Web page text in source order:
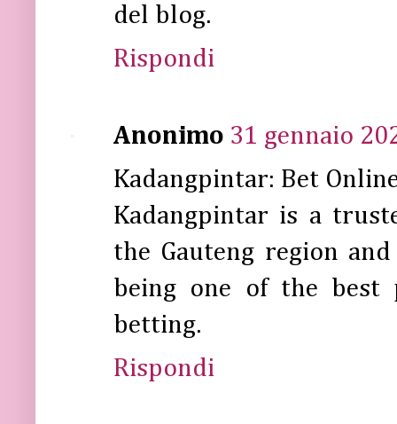
del blog.
Rispondi
Anonimo 31 gennaio
Kadangpintar: Bet
Kadangpintar is a
the Gauteng region
being one of the best
betting.
Rispondi